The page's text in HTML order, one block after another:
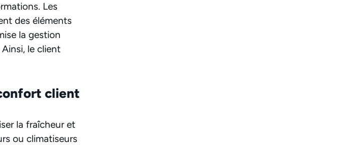
Les
des éléments
la gestion
le client
client
la fraîcheur et
ou climatiseurs